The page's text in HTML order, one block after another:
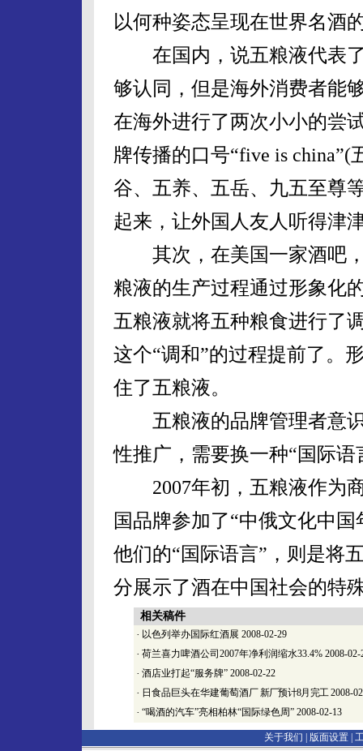
以何种姿态呈现在世界名酒
在国内，说五粮液代表了
够认同，但是海外消费者能
在海外进行了两次小小的尝
牌传播的口号“five is
谷、五养、五岳、九五至尊
起来，让外国人友人听得津
其次，在美国一家酒吧，
粮液的生产过程通过形象化
五粮液就将五种粮食进行了
这个“调和”的过程提前了。
住了五粮液。
五粮液的品牌管理者意识
性推广，需要换一种“国际语
2007年初，五粮液作为商
国品牌参加了“中俄文化中
他们的“国际语言”，则是将
分展示了酒在中国社会的特
相关稿件
· 以色列举办国际红酒展 2008-02-29
· 荷兰喜力啤酒公司2007年净利润缩水33.4% 2008-02-
· 酒店业打起“服务牌” 2008-02-22
· 日食品巨头在华建葡萄酒厂 新厂预计8月完工2008-
· “喝酒的汽车”亮相柏林“国际绿色周” 2008-02-13
关于我们 | 版面设置